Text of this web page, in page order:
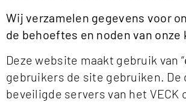
Wij verzamelen gegevens voor
de behoeftes en noden van
Deze website maakt gebruik van “
gebruikers de site gebruiken.
beveiligde servers van het VECK